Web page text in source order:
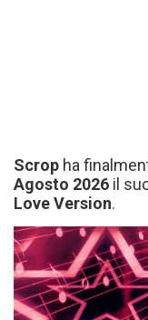
Scrop ha
Agosto 2026 il
Love Version.